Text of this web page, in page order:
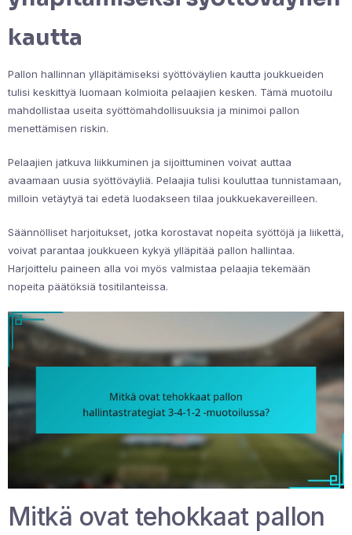
kautta
Pallon hallinnan ylläpitämiseksi syöttöväylien kautta joukkueiden
tulisi keskittyä luomaan kolmioita pelaajien kesken. Tämä muotoilu
mahdollistaa useita syöttömahdollisuuksia ja minimoi pallon
menettämisen riskin.
Pelaajien jatkuva liikkuminen ja sijoittuminen voivat auttaa
avaamaan uusia syöttöväyliä. Pelaajia tulisi kouluttaa tunnistamaan,
milloin vetäytyä tai edetä luodakseen tilaa joukkuekavereilleen.
Säännölliset harjoitukset, jotka korostavat nopeita syöttöjä ja liikettä,
voivat parantaa joukkueen kykyä ylläpitää pallon hallintaa.
Harjoittelu paineen alla voi myös valmistaa pelaajia tekemään
nopeita päätöksiä tositilanteissa.
Mitkä ovat tehokkaat pallon